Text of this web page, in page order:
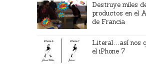
Destruye miles
productos en el
de Francia
Literal…así nos
el iPhone 7